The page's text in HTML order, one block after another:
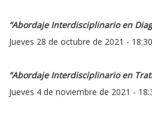
“Abordaje Interdisciplinario en
Jueves 28 de octubre de 2021 -
“Abordaje Interdisciplinario en
Jueves 4 de noviembre de 2021 -